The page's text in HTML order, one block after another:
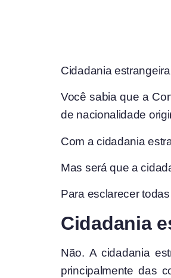
Cidadania
Você sabia que a
de nacionalidade
Com a cidadania
Mas será que a
Para esclarecer
Cidadania
Não. A cidadania
principalmente das